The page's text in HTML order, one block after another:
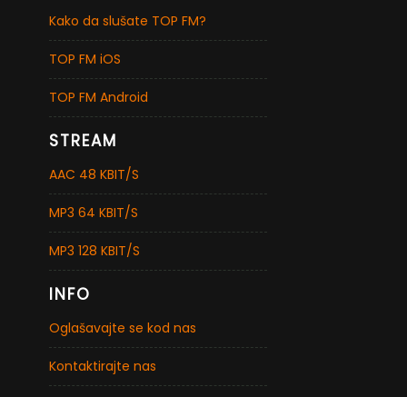
Kako da slušate TOP FM?
TOP FM iOS
TOP FM Android
STREAM
AAC 48 KBIT/S
MP3 64 KBIT/S
MP3 128 KBIT/S
INFO
Oglašavajte se kod nas
Kontaktirajte nas